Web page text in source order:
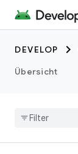
DEVELOP
Übersicht